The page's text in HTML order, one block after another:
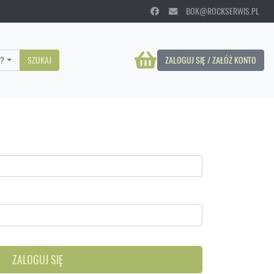
BOK@ROCKSERWIS.PL
ZALOGUJ SIĘ / ZAŁÓŻ KONTO
SZUKAJ
ZALOGUJ SIĘ